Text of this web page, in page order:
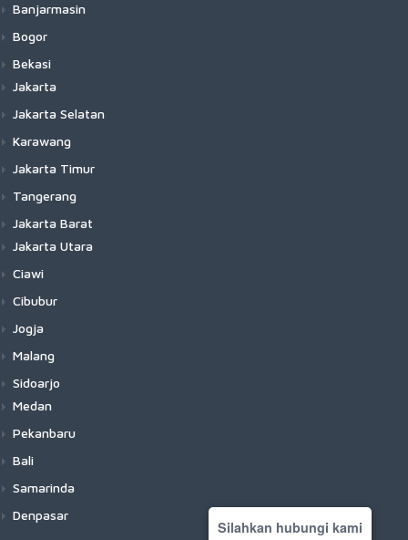
Banjarmasin
Bogor
Bekasi
Jakarta
Jakarta Selatan
Karawang
Jakarta Timur
Tangerang
Jakarta Barat
Jakarta Utara
Ciawi
Cibubur
Jogja
Malang
Sidoarjo
Medan
Pekanbaru
Bali
Samarinda
Denpasar
Silahkan hubungi kami